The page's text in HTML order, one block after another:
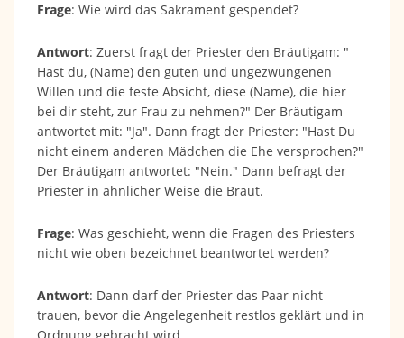
Frage: Wie wird das Sakrament gespendet?
Antwort: Zuerst fragt der Priester den Bräutigam: "
Hast du, (Name) den guten und ungezwungenen
Willen und die feste Absicht, diese (Name), die hier
bei dir steht, zur Frau zu nehmen?" Der Bräutigam
antwortet mit: "Ja". Dann fragt der Priester: "Hast Du
nicht einem anderen Mädchen die Ehe versprochen?"
Der Bräutigam antwortet: "Nein." Dann befragt der
Priester in ähnlicher Weise die Braut.
Frage: Was geschieht, wenn die Fragen des Priesters
nicht wie oben bezeichnet beantwortet werden?
Antwort: Dann darf der Priester das Paar nicht
trauen, bevor die Angelegenheit restlos geklärt und in